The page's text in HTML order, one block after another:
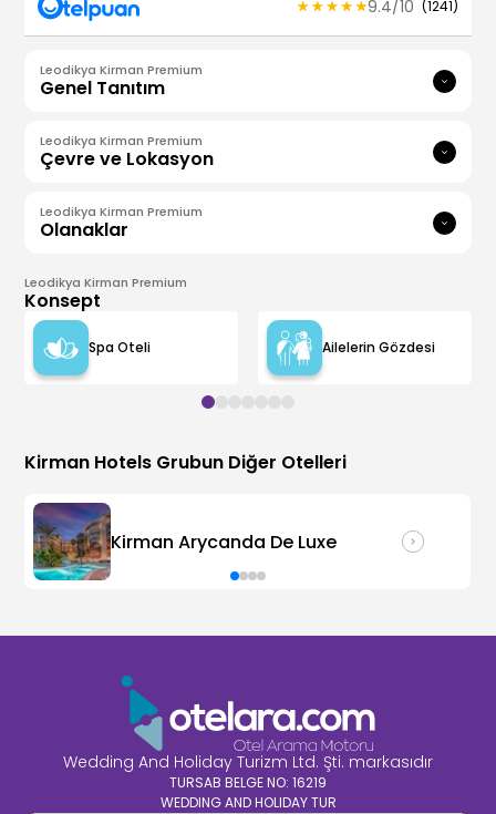
9.4/10 (1241)
Leodikya Kirman Premium
Genel Tanıtım
Leodikya Kirman Premium
Çevre ve Lokasyon
Leodikya Kirman Premium
Olanaklar
Leodikya Kirman Premium
Konsept
Spa Oteli Ailelerin Gözdesi
Kirman Hotels Grubun Diğer Otelleri
Kirman Arycanda De Luxe
Wedding And Holiday Turizm Ltd. Şti. markasıdır
TURSAB BELGE NO: 16219
WEDDING AND HOLIDAY TUR